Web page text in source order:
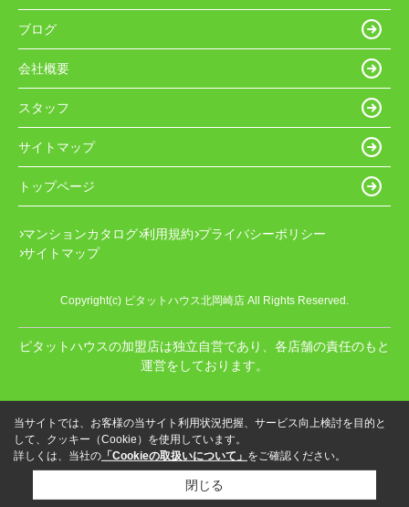
ブログ
会社概要
スタッフ
サイトマップ
トップページ
マンションカタログ 利用規約 プライバシーポリシー
サイトマップ
Copyright(c) ピタットハウス北岡崎店 All Rights Reserved.
ピタットハウスの加盟店は独立自営であり、各店舗の責任のもと
運営をしております。
当サイトでは、お客様の当サイト利用状況把握、サービス向上検討を目的と
して、クッキー（Cookie）を使用しています。
詳しくは、当社の 「Cookieの取扱いについて」 をご確認ください。
閉じる